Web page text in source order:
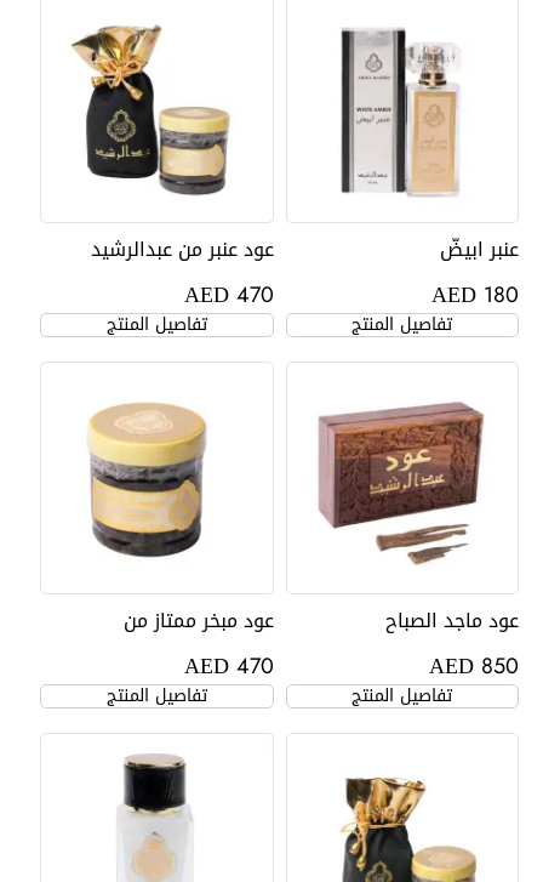
عنبر ابيضّ
AED 180
تفاصيل المنتج
عود عنبر من عبدالرشيد
AED 470
تفاصيل المنتج
عود ماجد الصباح
AED 850
تفاصيل المنتج
عود مبخر ممتاز من
عبدالرشيد
AED 470
تفاصيل المنتج